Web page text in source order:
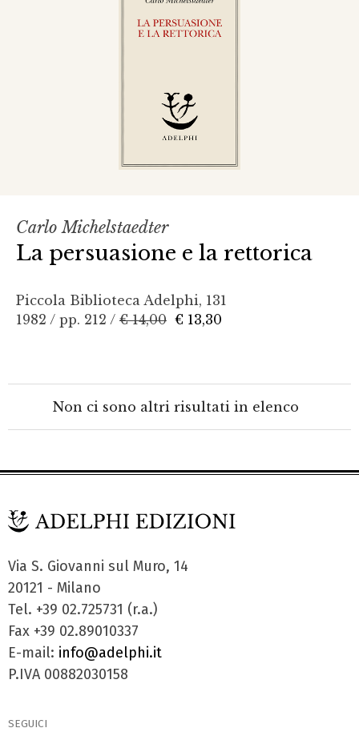
Carlo Michelstaedter
La persuasione e la rettorica
Piccola Biblioteca Adelphi, 131
1982 / pp. 212 / € 14,00 € 13,30
Non ci sono altri risultati in elenco
Via S. Giovanni sul Muro, 14
20121 - Milano
Tel. +39 02.725731 (r.a.)
Fax +39 02.89010337
E-mail: info@adelphi.it
P.IVA 00882030158
SEGUICI